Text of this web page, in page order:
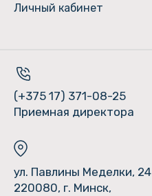
Личный кабинет
(+375 17) 371-08-25
Приемная директора
ул. Павлины Меделки, 24
220080, г. Минск,